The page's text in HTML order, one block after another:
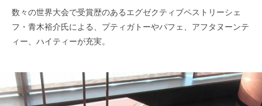
数々の世界大会で受賞歴のあるエグゼクティブペストリーシェ
フ・青木裕介氏による、プティガトーやパフェ、アフタヌーンテ
ィー、ハイティーが充実。